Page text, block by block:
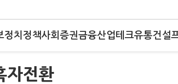
정치 정책사회 증권금융산업테크유통건설
자전환